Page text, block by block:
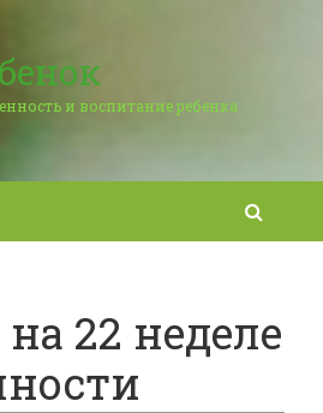
и воспитание ребенка
22 неделе